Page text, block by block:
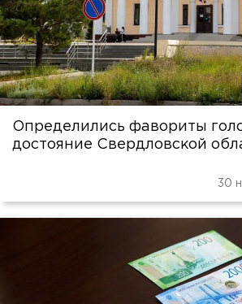
Определились фавориты
достояние Свердловской
30